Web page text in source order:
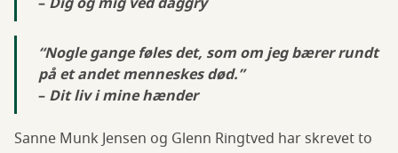
“Nogle gange føles det, som om jeg bærer rundt
på et andet menneskes død.”
– Dit liv i mine hænder
Sanne Munk Jensen og Glenn Ringtved har skrevet to